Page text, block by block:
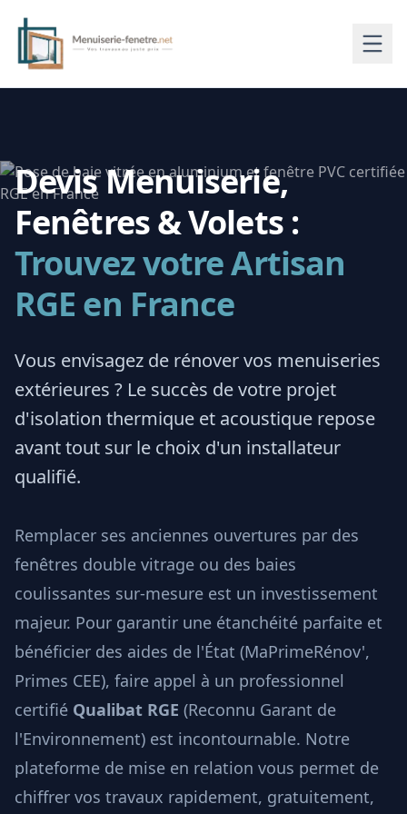
Devis Menuiserie,
Fenêtres & Volets :
Trouvez votre Artisan
RGE en France
Vous envisagez de rénover vos menuiseries
extérieures ? Le succès de votre projet
d'isolation thermique et acoustique repose
avant tout sur le choix d'un installateur
qualifié.
Remplacer ses anciennes ouvertures par des
fenêtres double vitrage ou des baies
coulissantes sur-mesure est un investissement
majeur. Pour garantir une étanchéité parfaite et
bénéficier des aides de l'État (MaPrimeRénov',
Primes CEE), faire appel à un professionnel
certifié Qualibat RGE (Reconnu Garant de
l'Environnement) est incontournable. Notre
plateforme de mise en relation vous permet de
chiffrer vos travaux rapidement, gratuitement,